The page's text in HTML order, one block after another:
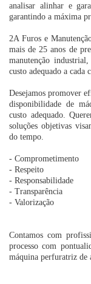
analisar alinhar e
garantindo a máxima
2A Furos e
mais de 25 anos de
manutenção
custo adequado a cada
Desejamos promover
disponibilidade de
custo adequado.
soluções objetivas
do tempo.
- Comprometimento
- Respeito
- Responsabilidade
- Transparência
- Valorização
Contamos com
processo com
máquina perfuratriz de